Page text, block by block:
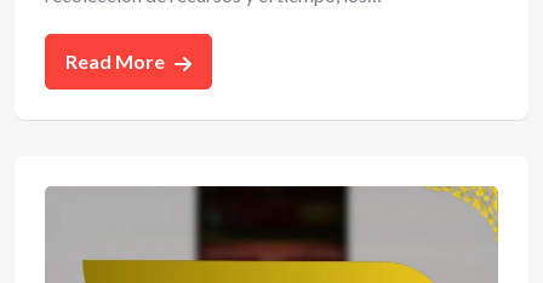
Read More